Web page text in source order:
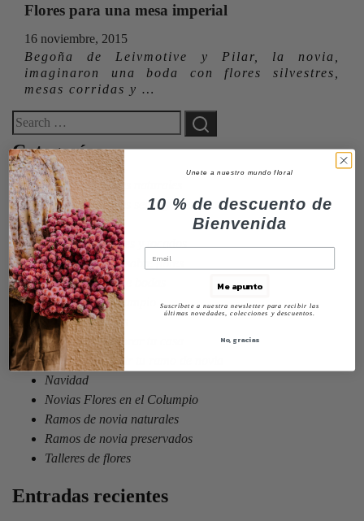
Flores para una mesa imperial
16 noviembre, 2015
Begoña de Leivmotive y Pilar, la novia,
imaginaron una boda con flores silvestres,
mesas corridas y …
Categorías
Centros de flores naturales
Centros de flores secas y preservadas
Columpios
Coronas de flores y tocados
Datos curiosos sobre flores
Decoraciones de bodas
Flores en el columpio
Ideas de regalos
Ideas para decorar tu casa
Ideas para elegir tu ramo de novia
Navidad
Novias Flores en el Columpio
Ramos de novia naturales
Ramos de novia preservados
Talleres de flores
Entradas recientes
Unete a nuestro mundo floral
10 % de descuento de
Bienvenida
Me apunto
Suscríbete a nuestra newsletter para recibir las
últimas novedades, colecciones y descuentos.
No, gracias